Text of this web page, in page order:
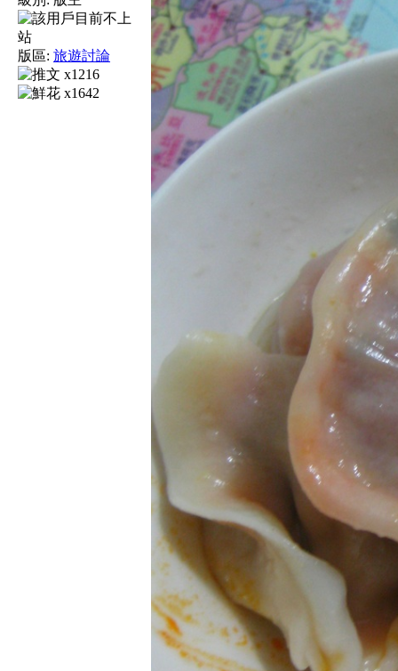
版區: 旅遊討論
x1216
x1642